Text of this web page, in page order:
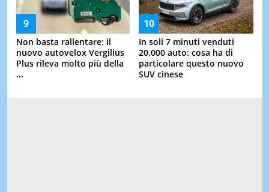
Non basta rallentare: il
nuovo autovelox Vergilius
Plus rileva molto più della
...
In soli 7 minuti venduti
20.000 auto: cosa ha di
particolare questo nuovo
SUV cinese